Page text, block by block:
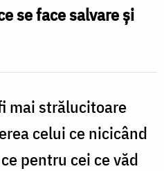
se face salvare și
mai strălucitoare
celui ce nicicând
pentru cei ce văd